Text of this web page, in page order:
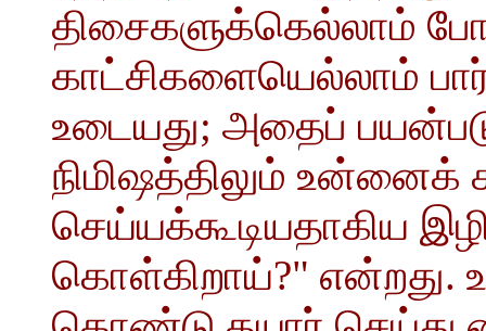
திசைகளுக்கெல்லாம்
காட்சிகளையெல்லாம்
உடையது; அதைப்
நிமிஷத்திலும் உன்னைக்
செய்யக்கூடியதாகிய
கொள்கிறாய்?" என்றது.